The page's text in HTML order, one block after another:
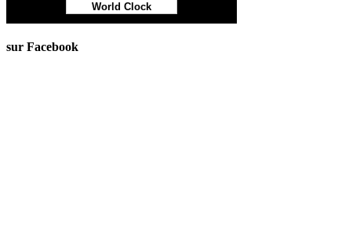
World Clock
sur Facebook